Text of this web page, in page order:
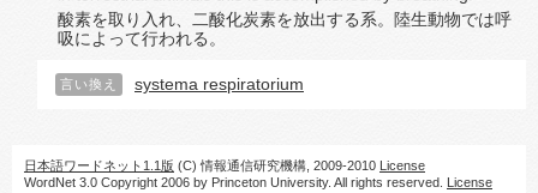
酸素を取り入れ、二酸化炭素を放出する系。陸生動物では呼
吸によって行われる。
言い換え systema respiratorium
日本語ワードネット1.1版 (C) 情報通信研究機構, 2009-2010 License
WordNet 3.0 Copyright 2006 by Princeton University. All rights reserved. License